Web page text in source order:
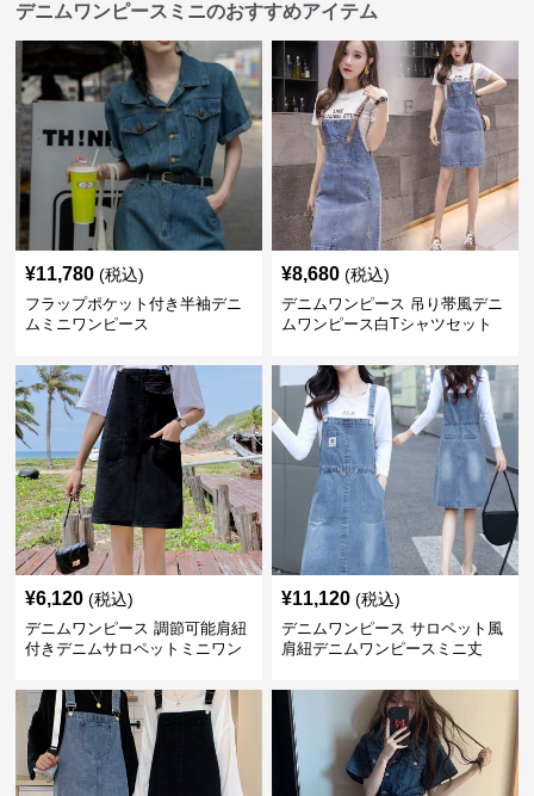
デニムワンピースミニのおすすめアイテム
¥11,780 (税込)
フラップポケット付き半袖デニ
ムミニワンピース
¥8,680 (税込)
デニムワンピース 吊り帯風デニ
ムワンピース白Tシャツセット
¥6,120 (税込)
デニムワンピース 調節可能肩紐
付きデニムサロペットミニワン
¥11,120 (税込)
デニムワンピース サロペット風
肩紐デニムワンピースミニ丈